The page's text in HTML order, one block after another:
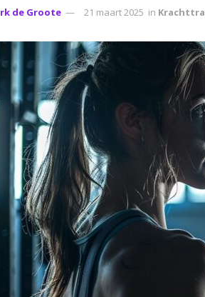
de Groote 21 maart 2025 in